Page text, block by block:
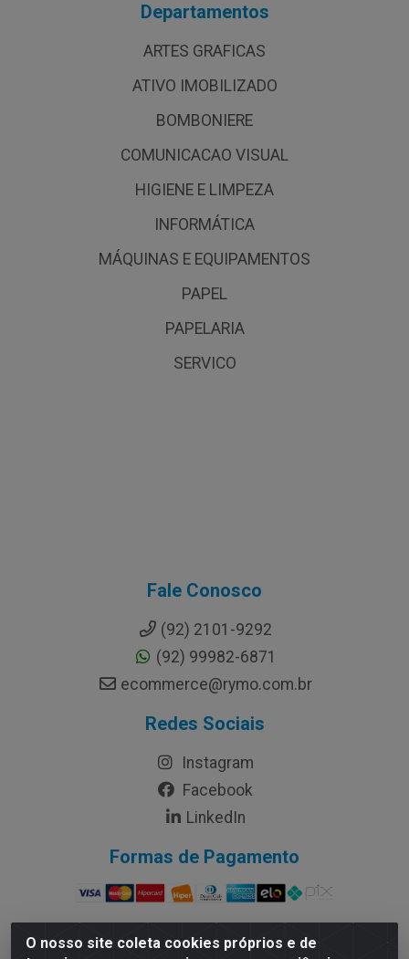
O nosso site coleta cookies próprios e de
Departamentos
ARTES GRAFICAS
ATIVO IMOBILIZADO
BOMBONIERE
COMUNICACAO VISUAL
HIGIENE E LIMPEZA
INFORMÁTICA
MÁQUINAS E EQUIPAMENTOS
PAPEL
PAPELARIA
SERVICO
Fale Conosco
(92) 2101-9292
(92) 99982-6871
ecommerce@rymo.com.br
Redes Sociais
Instagram
Facebook
LinkedIn
Formas de Pagamento